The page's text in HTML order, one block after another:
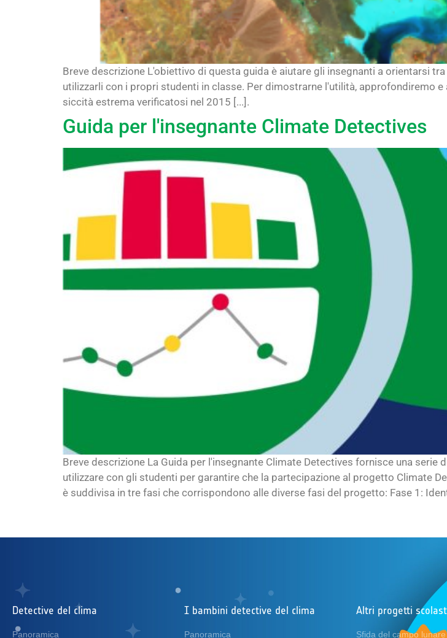
Breve descrizione L'obiettivo di questa guida è aiutare gli insegnanti a orientarsi
utilizzarli con i propri studenti in classe. Per dimostrarne l'utilità, approfondiremo
siccità estrema verificatosi nel 2015 [...].
Guida per l'insegnante Climate Detectives
Breve descrizione La Guida per l'insegnante Climate Detectives fornisce una
utilizzare con gli studenti per garantire che la partecipazione al progetto Climate
è suddivisa in tre fasi che corrispondono alle diverse fasi del progetto: Fase 1:
Detective del clima
Panoramica
I bambini detective del clima
Panoramica
Altri progetti
Sfida del campo lunare